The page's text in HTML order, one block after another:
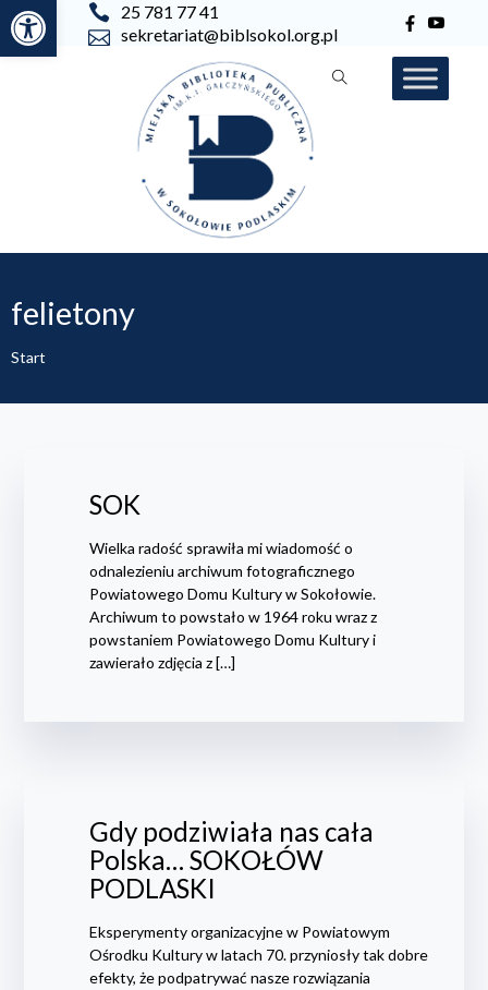
Otwórz pasek narzędzi
25 781 77 41
sekretariat@biblsokol.org.pl
felietony
Start
SOK
Wielka radość sprawiła mi wiadomość o
odnalezieniu archiwum fotograficznego
Powiatowego Domu Kultury w Sokołowie.
Archiwum to powstało w 1964 roku wraz z
powstaniem Powiatowego Domu Kultury i
zawierało zdjęcia z […]
Gdy podziwiała nas cała
Polska… SOKOŁÓW
PODLASKI
Eksperymenty organizacyjne w Powiatowym
Ośrodku Kultury w latach 70. przyniosły tak dobre
efekty, że podpatrywać nasze rozwiązania